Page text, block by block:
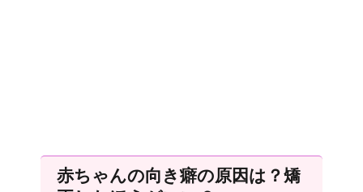
赤ちゃんの向き癖の原因は？矯